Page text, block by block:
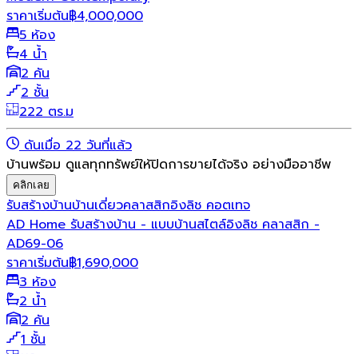
ราคาเริ่มต้น฿4,000,000
5 ห้อง
4 น้ำ
2 คัน
2 ชั้น
222 ตร.ม
ดันเมื่อ 22 วันที่แล้ว
บ้านพร้อม ดูแลทุกทรัพย์ให้ปิดการขายได้จริง อย่างมืออาชีพ
คลิกเลย
รับสร้างบ้านบ้านเดี่ยวคลาสสิกอิงลิช คอตเทจ
AD Home รับสร้างบ้าน - แบบบ้านสไตล์อิงลิช คลาสสิก -
AD69-06
ราคาเริ่มต้น฿1,690,000
3 ห้อง
2 น้ำ
2 คัน
1 ชั้น